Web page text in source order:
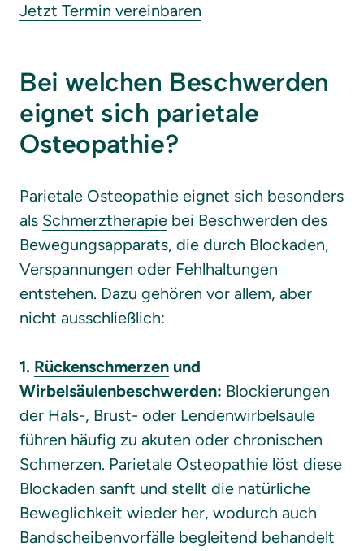
Jetzt Termin vereinbaren
Bei welchen Beschwerden
eignet sich parietale
Osteopathie?
Parietale Osteopathie eignet sich besonders
als Schmerztherapie bei Beschwerden des
Bewegungsapparats, die durch Blockaden,
Verspannungen oder Fehlhaltungen
entstehen. Dazu gehören vor allem, aber
nicht ausschließlich:
1. Rückenschmerzen und
Wirbelsäulenbeschwerden: Blockierungen
der Hals-, Brust- oder Lendenwirbelsäule
führen häufig zu akuten oder chronischen
Schmerzen. Parietale Osteopathie löst diese
Blockaden sanft und stellt die natürliche
Beweglichkeit wieder her, wodurch auch
Bandscheibenvorfälle begleitend behandelt